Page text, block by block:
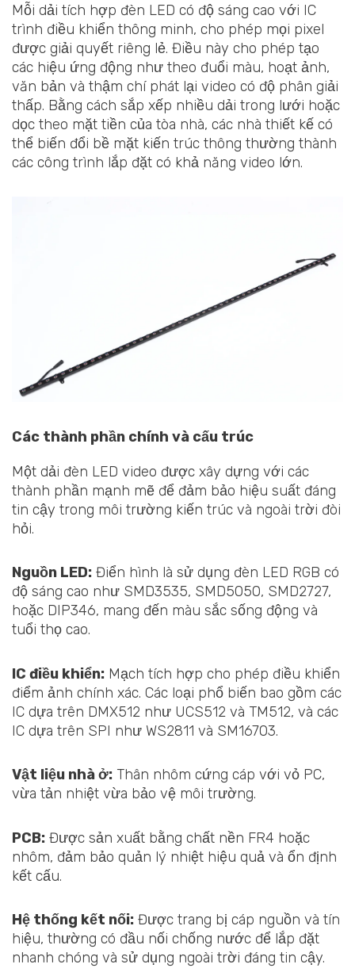
Mỗi dải tích hợp đèn LED có độ sáng cao với IC
trình điều khiển thông minh, cho phép mọi pixel
được giải quyết riêng lẻ. Điều này cho phép tạo
các hiệu ứng động như theo đuổi màu, hoạt ảnh,
văn bản và thậm chí phát lại video có độ phân giải
thấp. Bằng cách sắp xếp nhiều dải trong lưới hoặc
dọc theo mặt tiền của tòa nhà, các nhà thiết kế có
thể biến đổi bề mặt kiến trúc thông thường thành
các công trình lắp đặt có khả năng video lớn.
Các thành phần chính và cấu trúc
Một dải đèn LED video được xây dựng với các
thành phần mạnh mẽ để đảm bảo hiệu suất đáng
tin cậy trong môi trường kiến trúc và ngoài trời đòi
hỏi.
Nguồn LED: Điển hình là sử dụng đèn LED RGB có
độ sáng cao như SMD3535, SMD5050, SMD2727,
hoặc DIP346, mang đến màu sắc sống động và
tuổi thọ cao.
IC điều khiển: Mạch tích hợp cho phép điều khiển
điểm ảnh chính xác. Các loại phổ biến bao gồm các
IC dựa trên DMX512 như UCS512 và TM512, và các
IC dựa trên SPI như WS2811 và SM16703.
Vật liệu nhà ở: Thân nhôm cứng cáp với vỏ PC,
vừa tản nhiệt vừa bảo vệ môi trường.
PCB: Được sản xuất bằng chất nền FR4 hoặc
nhôm, đảm bảo quản lý nhiệt hiệu quả và ổn định
kết cấu.
Hệ thống kết nối: Được trang bị cáp nguồn và tín
hiệu, thường có đầu nối chống nước để lắp đặt
nhanh chóng và sử dụng ngoài trời đáng tin cậy.